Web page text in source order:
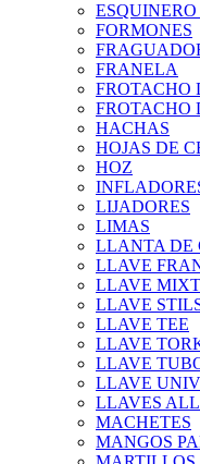
FORMONES
FRANELA
FROTACHO
FROTACHO
HACHAS
HOJAS DE
HOZ
LIJADORES
LIMAS
LLANTA DE
LLAVE
LLAVE
LLAVE
LLAVE TEE
LLAVE
LLAVE
LLAVE
LLAVES
MACHETES
MANGOS